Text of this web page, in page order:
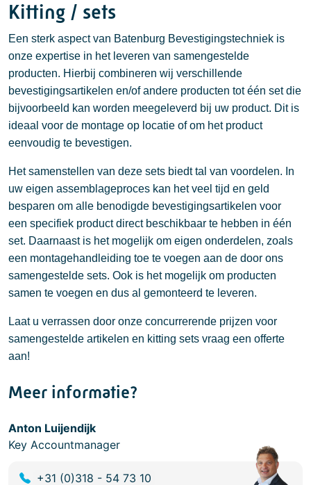
Kitting / sets
Een sterk aspect van Batenburg Bevestigingstechniek is
onze expertise in het leveren van samengestelde
producten. Hierbij combineren wij verschillende
bevestigingsartikelen en/of andere producten tot één set die
bijvoorbeeld kan worden meegeleverd bij uw product. Dit is
ideaal voor de montage op locatie of om het product
eenvoudig te bevestigen.
Het samenstellen van deze sets biedt tal van voordelen. In
uw eigen assemblageproces kan het veel tijd en geld
besparen om alle benodigde bevestigingsartikelen voor
een specifiek product direct beschikbaar te hebben in één
set. Daarnaast is het mogelijk om eigen onderdelen, zoals
een montagehandleiding toe te voegen aan de door ons
samengestelde sets. Ook is het mogelijk om producten
samen te voegen en dus al gemonteerd te leveren.
Laat u verrassen door onze concurrerende prijzen voor
samengestelde artikelen en kitting sets vraag een offerte
aan!
Meer informatie?
Anton Luijendijk
Key Accountmanager
+31 (0)318 - 54 73 10